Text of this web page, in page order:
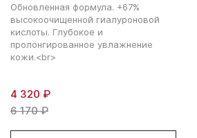
Обновленная формула. +67%
высокоочищенной гиалуроновой
кислоты. Глубокое и
пролонгированное увлажнение
кожи.<br>
4 320 ₽
6 170 ₽